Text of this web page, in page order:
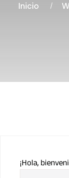
Inicio
¡Hola,